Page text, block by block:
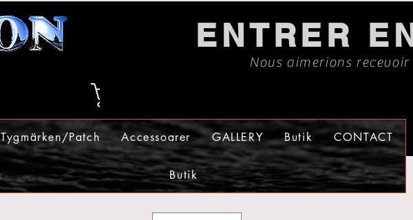
ENTRER
Nous aimerions
Tygmärken/Patch Accessoarer GALLERY Butik CONTACT
Butik